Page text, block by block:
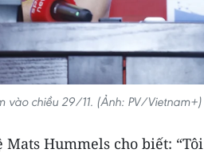
vào chiều 29/11. (Ảnh: PV/Vietnam+)
Hummels cho biết: “Tôi